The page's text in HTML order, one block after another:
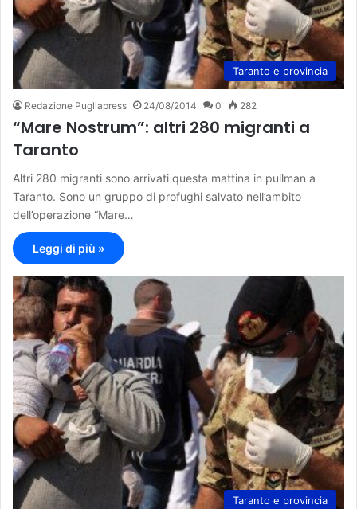
Taranto e provincia
Redazione Pugliapress 24/08/2014 0 282
“Mare Nostrum”: altri 280 migranti a
Taranto
Altri 280 migranti sono arrivati questa mattina in pullman a
Taranto. Sono un gruppo di profughi salvato nell’ambito
dell’operazione “Mare…
Leggi di più »
Taranto e provincia